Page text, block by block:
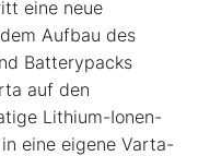
eine neue
Aufbau des
Batterypacks
auf den
Lithium-Ionen-
eine eigene Varta-